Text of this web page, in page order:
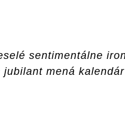
sentimentálne
mená